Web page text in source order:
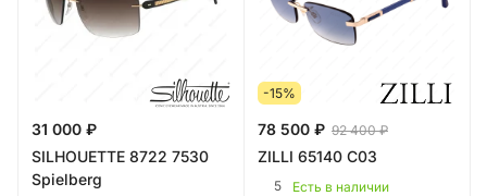
31 000 ₽
SILHOUETTE 8722 7530
Spielberg
-15%
78 500 ₽ 92 400 ₽
ZILLI 65140 C03
5 Есть в наличии